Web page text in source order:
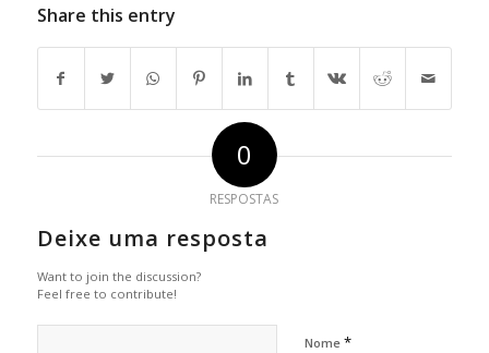
Share this entry
0
RESPOSTAS
Deixe uma resposta
Want to join the discussion?
Feel free to contribute!
Nome *